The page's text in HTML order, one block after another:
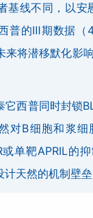
基线不同，以安
普的Ⅲ期数据（
来将潜移默化影
它西普同时封锁
对B细胞和浆细
单靶APRIL的
天然的机制壁垒